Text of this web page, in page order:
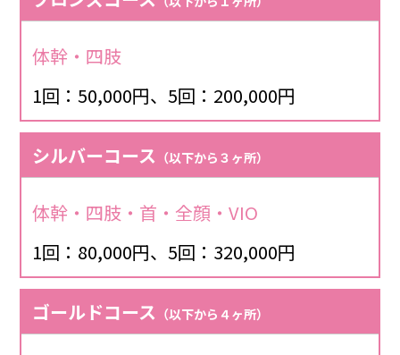
体幹・四肢
1回：50,000円、5回：200,000円
シルバーコース （以下から３ヶ所）
体幹・四肢・首・全顔・VIO
1回：80,000円、5回：320,000円
ゴールドコース （以下から４ヶ所）